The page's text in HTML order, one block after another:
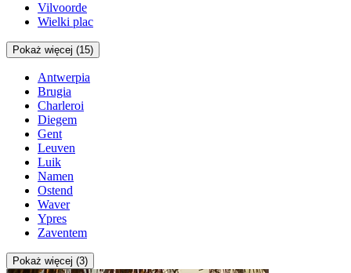
Vilvoorde
Wielki plac
Pokaż więcej (15)
Antwerpia
Brugia
Charleroi
Diegem
Gent
Leuven
Luik
Namen
Ostend
Waver
Ypres
Zaventem
Pokaż więcej (3)